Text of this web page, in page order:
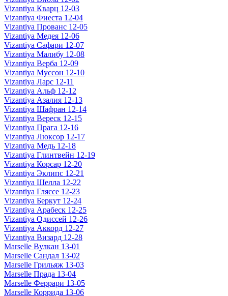
Vizantiya Кварц 12-03
Vizantiya Фиеста 12-04
Vizantiya Прованс 12-05
Vizantiya Медея 12-06
Vizantiya Сафари 12-07
Vizantiya Малибу 12-08
Vizantiya Верба 12-09
Vizantiya Муссон 12-10
Vizantiya Ларс 12-11
Vizantiya Альф 12-12
Vizantiya Азалия 12-13
Vizantiya Шафран 12-14
Vizantiya Вереск 12-15
Vizantiya Прага 12-16
Vizantiya Люксор 12-17
Vizantiya Медь 12-18
Vizantiya Глинтвейн 12-19
Vizantiya Корсар 12-20
Vizantiya Эклипс 12-21
Vizantiya Шелла 12-22
Vizantiya Гляссе 12-23
Vizantiya Беркут 12-24
Vizantiya Арабеск 12-25
Vizantiya Одиссей 12-26
Vizantiya Аккорд 12-27
Vizantiya Визард 12-28
Marselle Вулкан 13-01
Marselle Сандал 13-02
Marselle Грильяж 13-03
Marselle Прада 13-04
Marselle Феррари 13-05
Marselle Коррида 13-06